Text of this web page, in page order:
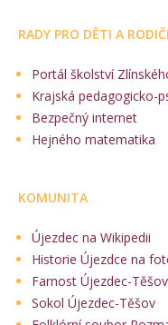
RADY PRO DĚTI A
Portál školství
Krajská pedagogicko-
Bezpečný internet
Hejného matematika
KOMUNITA
Újezdec na Wikipedii
Historie Újezdce na
Farnost Újezdec-Těšov
Sokol Újezdec-Těšov